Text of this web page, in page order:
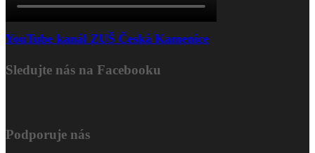
YouTube kanál ZUŠ Česká Kamenice
Sledujte nás na Facebooku
Podporuje nás